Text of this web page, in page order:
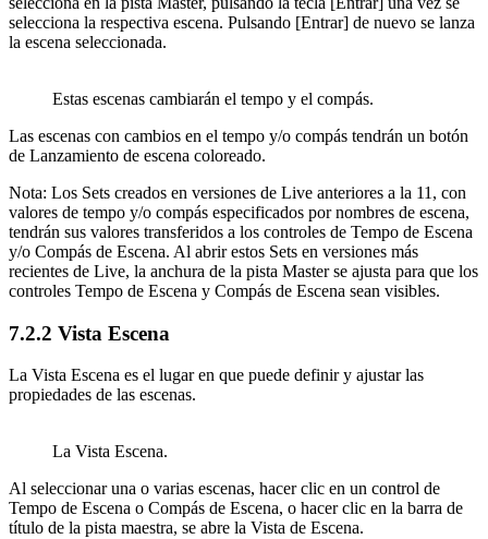
selecciona la respectiva escena. Pulsando [Entrar] de nuevo se lanza
la escena seleccionada.
Estas escenas cambiarán el tempo y el compás.
Las escenas con cambios en el tempo y/o compás tendrán un botón
de Lanzamiento de escena coloreado.
Nota: Los Sets creados en versiones de Live anteriores a la 11, con
valores de tempo y/o compás especificados por nombres de escena,
tendrán sus valores transferidos a los controles de Tempo de Escena
y/o Compás de Escena. Al abrir estos Sets en versiones más
recientes de Live, la anchura de la pista Master se ajusta para que los
controles Tempo de Escena y Compás de Escena sean visibles.
7.2.2 Vista Escena
La Vista Escena es el lugar en que puede definir y ajustar las
propiedades de las escenas.
La Vista Escena.
Al seleccionar una o varias escenas, hacer clic en un control de
Tempo de Escena o Compás de Escena, o hacer clic en la barra de
título de la pista maestra, se abre la Vista de Escena.